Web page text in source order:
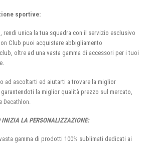
sportive:
rendi unica la tua squadra con il servizio esclusivo
Club puoi acquistare abbigliamento
oltre ad una vasta gamma di accessori per i tuoi
ad ascoltarti ed aiutarti a trovare la miglior
la miglior qualità prezzo sul mercato,
INIZIA LA PERSONALIZZAZIONE:
gamma di prodotti 100% sublimati dedicati ai